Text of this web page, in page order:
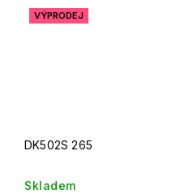
VÝPRODEJ
DK502S 265
Skladem